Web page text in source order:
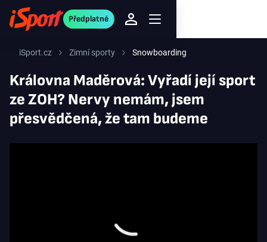
Předplatné
iSport.cz Zimní sporty Snowboarding
Královna Maděrová: Vyřadí její sport
ze ZOH? Nervy nemám, jsem
přesvědčená, že tam budeme